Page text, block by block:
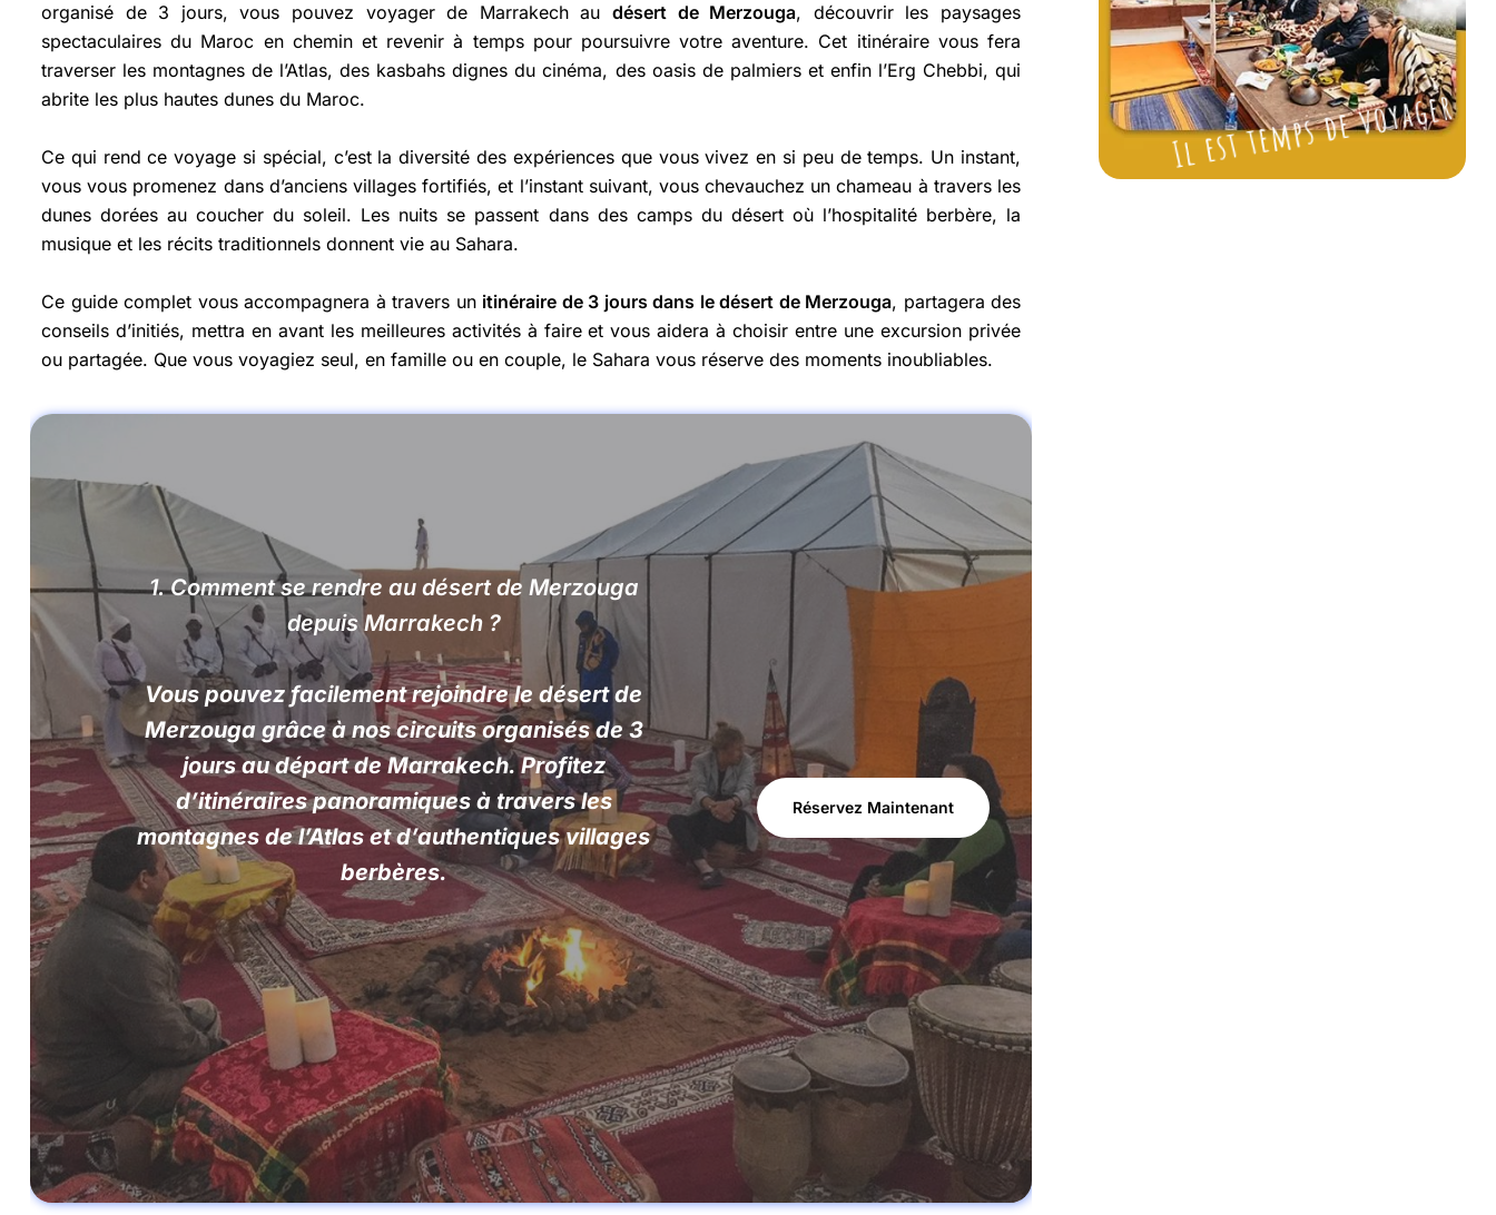
organisé de 3 jours, vous pouvez voyager de Marrakech au désert de Merzouga, découvrir les paysages
spectaculaires du Maroc en chemin et revenir à temps pour poursuivre votre aventure. Cet itinéraire vous fera
traverser les montagnes de l’Atlas, des kasbahs dignes du cinéma, des oasis de palmiers et enfin l’Erg Chebbi, qui
abrite les plus hautes dunes du Maroc.
Ce qui rend ce voyage si spécial, c’est la diversité des expériences que vous vivez en si peu de temps. Un instant,
vous vous promenez dans d’anciens villages fortifiés, et l’instant suivant, vous chevauchez un chameau à travers les
dunes dorées au coucher du soleil. Les nuits se passent dans des camps du désert où l’hospitalité berbère, la
musique et les récits traditionnels donnent vie au Sahara.
Ce guide complet vous accompagnera à travers un itinéraire de 3 jours dans le désert de Merzouga, partagera des
conseils d’initiés, mettra en avant les meilleures activités à faire et vous aidera à choisir entre une excursion privée
ou partagée. Que vous voyagiez seul, en famille ou en couple, le Sahara vous réserve des moments inoubliables.
1. Comment se rendre au désert de Merzouga
depuis Marrakech ?
Vous pouvez facilement rejoindre le désert de
Merzouga grâce à nos circuits organisés de 3
jours au départ de Marrakech. Profitez
d’itinéraires panoramiques à travers les
montagnes de l’Atlas et d’authentiques villages
berbères.
Réservez Maintenant
Il est temps de voyager